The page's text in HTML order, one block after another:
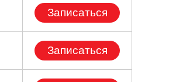
Записаться
Записаться